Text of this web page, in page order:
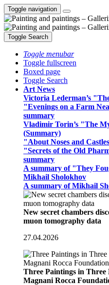
Toggle navigation
Toggle Search
Toggle menubar
Toggle fullscreen
Boxed page
Toggle Search
Art News
Victoria Lederman’s
"Evenings on a Farm
summary
Vladimir Torin’s "The
(Summary)
"About Noses and
"Secrets of the Old
summary
A summary of "They
Mikhail Sholokhov
A summary of Mikhail
New secret chambers
muon tomography data
27.04.2026
Three Paintings in Three
Magnani Rocca